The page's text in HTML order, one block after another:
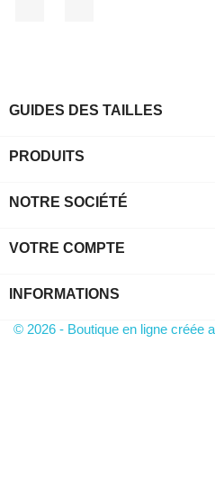
GUIDES DES TAILLES
PRODUITS
NOTRE SOCIÉTÉ
VOTRE COMPTE
INFORMATIONS
© 2026 - Boutique en ligne créée